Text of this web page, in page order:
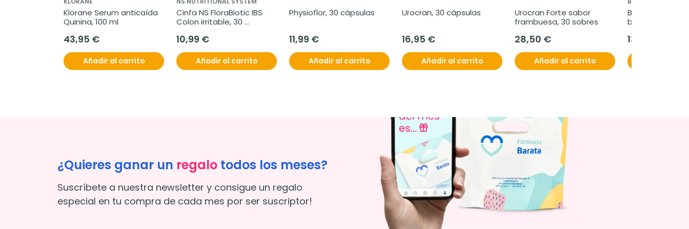
Klorane Serum anticaída
Quinina, 100 ml
43,95 €
Añadir al carrito
Cinfa NS FloraBiotic IBS
Colon irritable, 30
10,99 €
Añadir al carrito
Physioflor, 30 cápsulas
11,99 €
Añadir al carrito
Urocran, 30 cápsulas
16,95 €
Añadir al carrito
Urocran Forte sabor
frambuesa, 30 sobres
28,50 €
Añadir al carrito
Bruxicalm
bucal anti-
13,95 €
¿Quieres ganar un regalo todos los meses?
Suscríbete a nuestra newsletter y consigue un regalo
especial en tu compra de cada mes por ser suscriptor!